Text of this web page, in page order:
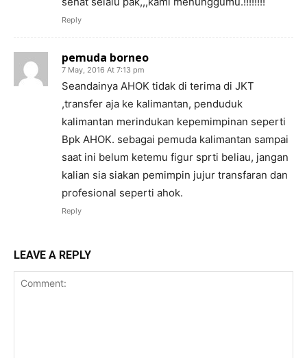
Reply
pemuda borneo
7 May, 2016 At 7:13 pm
Seandainya AHOK tidak di terima di JKT
,transfer aja ke kalimantan, penduduk
kalimantan merindukan kepemimpinan seperti
Bpk AHOK. sebagai pemuda kalimantan sampai
saat ini belum ketemu figur sprti beliau, jangan
kalian sia siakan pemimpin jujur transfaran dan
profesional seperti ahok.
Reply
LEAVE A REPLY